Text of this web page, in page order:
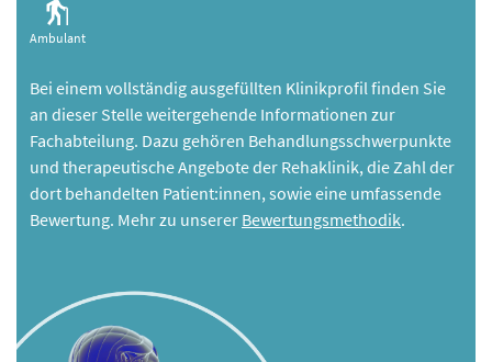
Ambulant
Bei einem vollständig ausgefüllten Klinikprofil finden Sie
an dieser Stelle weitergehende Informationen zur
Fachabteilung. Dazu gehören Behandlungsschwerpunkte
und therapeutische Angebote der Rehaklinik, die Zahl der
dort behandelten Patient:innen, sowie eine umfassende
Bewertung. Mehr zu unserer Bewertungsmethodik.